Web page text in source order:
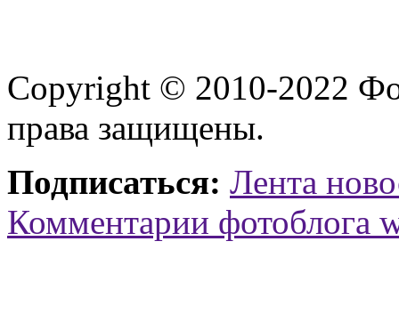
Copyright © 2010-2022
права защищены.
Подписаться: Лента
Комментарии фотоблога